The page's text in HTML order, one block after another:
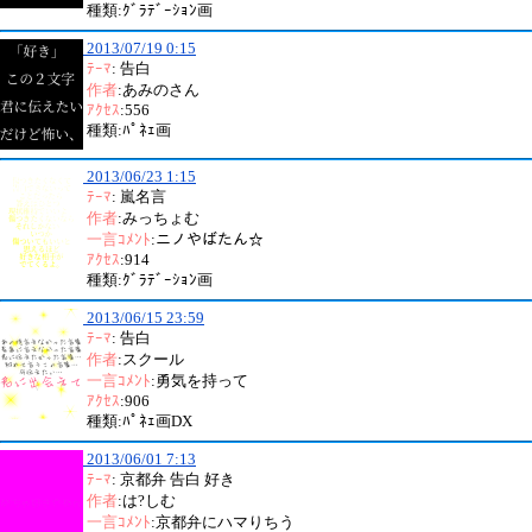
種類:ｸﾞﾗﾃﾞｰｼｮﾝ画
2013/07/19 0:15
ﾃｰﾏ: 告白
作者:あみのさん
ｱｸｾｽ:556
種類:ﾊﾟﾈｪ画
2013/06/23 1:15
ﾃｰﾏ: 嵐名言
作者:みっちょむ
一言ｺﾒﾝﾄ:ニノやばたん☆
ｱｸｾｽ:914
種類:ｸﾞﾗﾃﾞｰｼｮﾝ画
2013/06/15 23:59
ﾃｰﾏ: 告白
作者:スクール
一言ｺﾒﾝﾄ:勇気を持って
ｱｸｾｽ:906
種類:ﾊﾟﾈｪ画DX
2013/06/01 7:13
ﾃｰﾏ: 京都弁 告白 好き
作者:は?しむ
一言ｺﾒﾝﾄ:京都弁にハマりちう